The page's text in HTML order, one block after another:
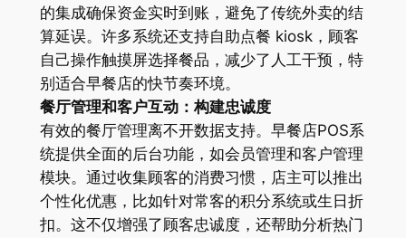
的集成确保资金实时到账，避免了传统外卖的结
算延误。许多系统还支持自助点餐 kiosk，顾客
自己操作触摸屏选择餐品，减少了人工干预，特
别适合早餐店的快节奏环境。
餐厅管理和客户互动：构建忠诚度
有效的餐厅管理离不开数据支持。早餐店POS系
统提供全面的后台功能，如会员管理和客户管理
模块。通过收集顾客的消费习惯，店主可以推出
个性化优惠，比如针对常客的积分系统或生日折
扣。这不仅增强了顾客忠诚度，还帮助分析热门